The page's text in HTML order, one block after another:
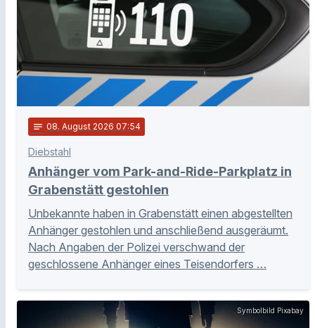
notes 08. August 2026 07:54
Diebstahl
Anhänger vom Park-and-Ride-Parkplatz in
Grabenstätt gestohlen
Unbekannte haben in Grabenstätt einen abgestellten
Anhänger gestohlen und anschließend ausgeräumt.
Nach Angaben der Polizei verschwand der
geschlossene Anhänger eines Teisendorfers …
Symbolbild Pixabay